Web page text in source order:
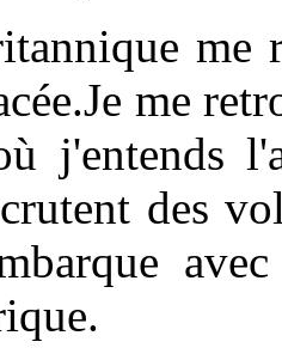
me
me
j'entends
des